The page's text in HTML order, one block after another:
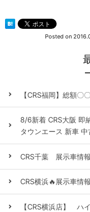
Posted on
【CRS福岡】総額
8/6新着 CRS大阪 即
タウンエース 新車
CRS千葉 展示車情
CRS横浜🔥展示車情
【CRS横浜店】 ハ